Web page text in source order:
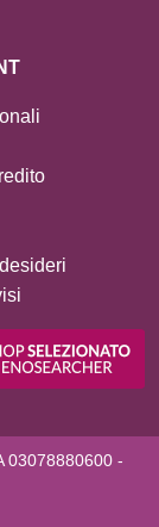
03078880600 -